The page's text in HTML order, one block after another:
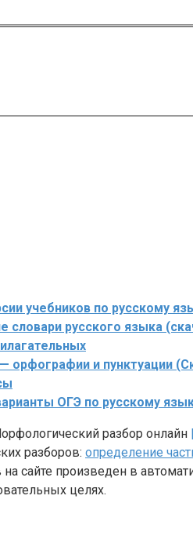
учебников по русскому
словари русского языка
орфографии и пунктуации
ОГЭ по русскому
разбор онлайн
разборов: определение
на сайте произведен в
целях.